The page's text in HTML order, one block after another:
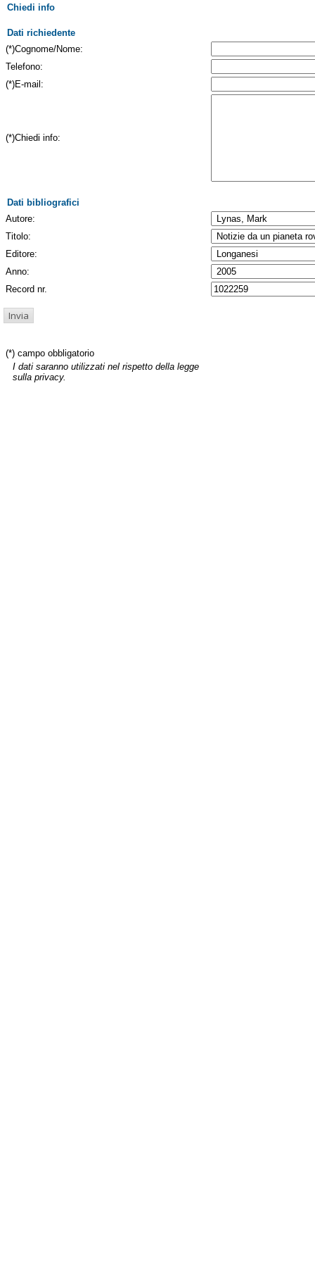
Chiedi info
Dati richiedente
(*)Cognome/Nome:
Telefono:
(*)E-mail:
(*)Chiedi info:
Dati bibliografici
Autore:
Titolo:
Editore:
Anno:
Record nr.
(*) campo obbligatorio
I dati saranno utilizzati nel rispetto della legge
sulla privacy.